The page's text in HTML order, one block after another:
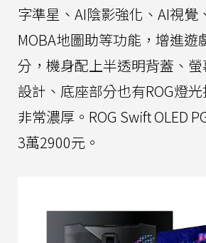
字準星、AI陰影強化、AI視覺
MOBA地圖助等功能，增進遊
分，機身配上半透明背蓋、
設計、底座部分也有ROG燈
非常濃厚。ROG Swift OLED
3萬2900元。